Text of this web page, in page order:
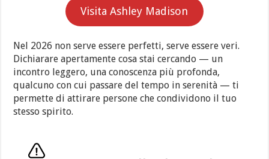
Visita Ashley Madison
Nel 2026 non serve essere perfetti, serve essere veri.
Dichiarare apertamente cosa stai cercando — un
incontro leggero, una conoscenza più profonda,
qualcuno con cui passare del tempo in serenità — ti
permette di attirare persone che condividono il tuo
stesso spirito.